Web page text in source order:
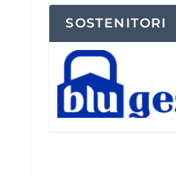
SOSTENITORI